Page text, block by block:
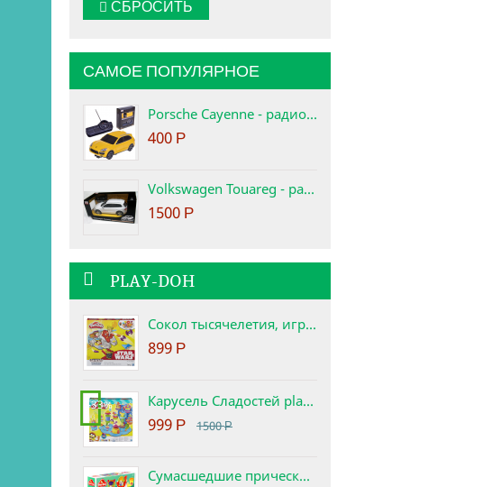
СБРОСИТЬ
САМОЕ ПОПУЛЯРНОЕ
Porsche Cayenne - радиоуправляемая машина 1:32 Rastar
400 Р
Volkswagen Touareg - радиоуправляемая машинка, 1:14
1500 Р
PLAY-DOH
Сокол тысячелетия, игровой набор Star Wars Play-Doh
899 Р
-33% Карусель Сладостей play-doh. Набор с пластилином.
999 Р 1500 Р
Сумасшедшие прически набор play-doh